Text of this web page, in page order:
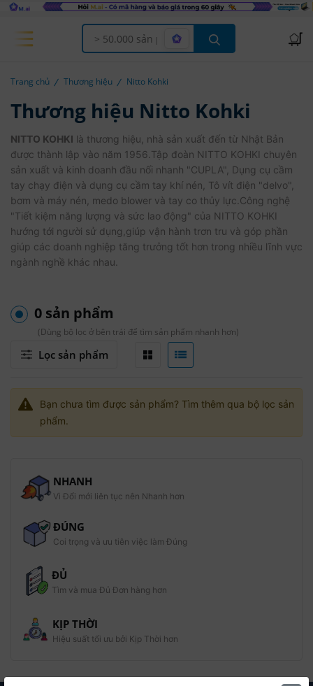
Offcanvas Menu Open
Trang chủ Thương hiệu Nitto Kohki
Thương hiệu Nitto Kohki
NITTO KOHKI là thương hiệu, nhà sản xuất đến từ Nhật Bản
được thành lập vào năm 1956.Tập đoàn NITTO KOHKI chuyên
sản xuất và kinh doanh đầu nối nhanh "CUPLA", Dụng cụ cầm
tay chạy điện và dụng cụ cầm tay khí nén, Tô vít điện "delvo",
bơm và máy nén, medo blower và tay co thủy lực.Công nghệ
"Tiết kiệm năng lượng và sức lao động" của NITTO KOHKI
hướng tới người sử dụng,giúp vận hành trơn tru và góp phần
giúp các doanh nghiệp tăng trưởng tốt hơn trong nhiều lĩnh vực
ngành nghề khác nhau.
0 sản phẩm
(Dùng bộ lọc ở bên trái để tìm sản phẩm nhanh hơn)
Lọc sản phẩm
Bạn chưa tìm được sản phẩm? Tìm thêm qua bộ lọc sản
phẩm.
NHANH
Vì Đổi mới liên tục nên Nhanh hơn
ĐÚNG
Coi trọng và ưu tiên việc làm Đúng
ĐỦ
Tìm và mua Đủ Đơn hàng hơn
KỊP THỜI
Hiệu suất tối ưu bởi Kịp Thời hơn